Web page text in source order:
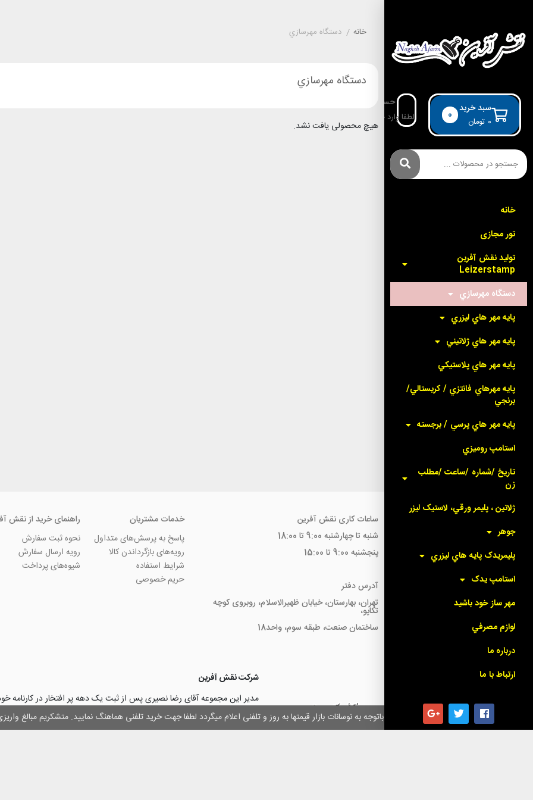
همکاران گرامی باتوجه به نوسانات بازار قیمتها به روز و تلفنی اعلام میگردد لطفا جهت خرید تلفنی هماهنگ نمایید. متشکریم مبالغ
سبد خرید
تومان ۰ 0
حساب کاربری
لطفا وارد حساب خود شوید!
خانه
تور مجازی
توليد نقش آفرين
Leizerstamp
دستگاه مهرسازي
پايه مهر هاي ليزري
پايه مهر هاي ژلاتيني
پايه مهر هاي پلاستيکي
پايه مهرهاي فانتزي / کريستالي/
برنجي
پايه مهر هاي پرسي / برجسته
استامپ روميزي
تاريخ /شماره /ساعت /مطلب
زن
ژلاتين ، پليمر ورقي، لاستيک ليزر
جوهر
پليمريدک پايه هاي ليزري
استامپ يدک
مهر ساز خود باشيد
لوازم مصرفي
درباره ما
ارتباط با ما
خانه / دستگاه مهرسازي
دستگاه مهرسازي
هیچ محصولی یافت نشد.
ساعات کاری نقش آفرین
شنبه تا چهارشنبه 9:00 تا 18:00
پنجشنبه 9:00 تا 15:00
آدرس دفتر
تهران، بهارستان، خیابان ظهیرالاسلام، روبروی کوچه
تکاپو،
ساختمان صنعت، طبقه سوم، واحد18
خدمات مشتریان
پاسخ به پرسش‌های متداول
رویه‌های بازگرداندن کالا
شرایط استفاده
حریم خصوصی
راهنمای خرید از نقش
نحوه ثبت سفارش
رویه ارسال سفارش
شیوه‌های پرداخت
شرکت نقش آفرین
مدیر این مجموعه آقای رضا نصیری پس از ثبت یک دهه پر افتخار در کارنامه
چاپ و تبلیغات با تولید مجموعه‌های آسان کارت ۱ -۲ -۳، با
۳۰۰۰ نفر و دریافت تندیس کار آفرینان برتر، برآن شدند تا با ایجاد نوآوری و